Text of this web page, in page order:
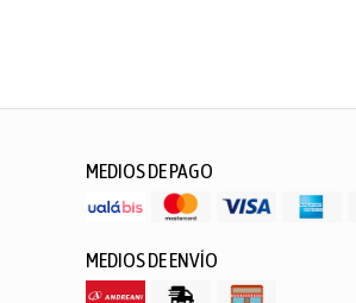
MEDIOS DE PAGO
MEDIOS DE ENVÍO